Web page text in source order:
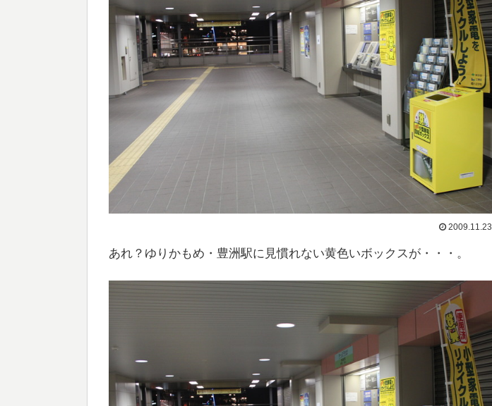
2009.11.23
あれ？ゆりかもめ・豊洲駅に見慣れない黄色いボックスが・・・。